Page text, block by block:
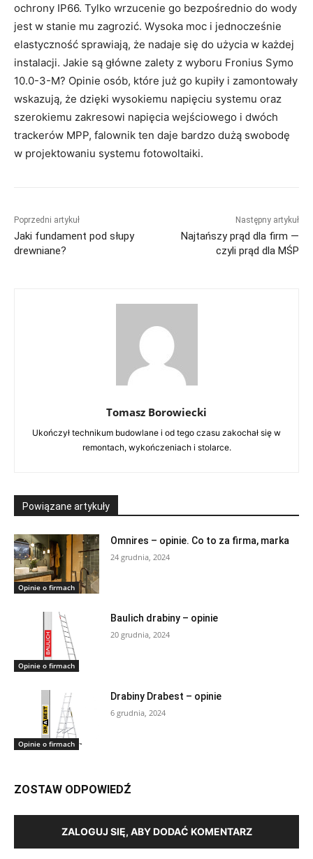
ochrony IP66. Tylko wrzucenie go bezpośrednio do wody
jest w stanie mu zagrozić. Wysoka moc i jednocześnie
elastyczność sprawiają, że nadaje się do użycia w każdej
instalacji. Jakie są główne zalety z wyboru Fronius Symo
10.0-3-M? Opinie osób, które już go kupiły i zamontowały
wskazują, że dzięki wysokiemu napięciu systemu oraz
szerokiemu zakresowi napięcia wejściowego i dwóch
trackerów MPP, falownik ten daje bardzo dużą swobodę
w projektowaniu systemu fotowoltaiki.
Poprzedni artykuł
Jaki fundament pod słupy
drewniane?
Następny artykuł
Najtańszy prąd dla firm —
czyli prąd dla MŚP
Tomasz Borowiecki
Ukończył technikum budowlane i od tego czasu zakochał się w
remontach, wykończeniach i stolarce.
Powiązane artykuły
Opinie o firmach
Omnires – opinie. Co to za firma, marka
24 grudnia, 2024
Opinie o firmach
Baulich drabiny – opinie
20 grudnia, 2024
Opinie o firmach
Drabiny Drabest – opinie
6 grudnia, 2024
ZOSTAW ODPOWIEDŹ
ZALOGUJ SIĘ, ABY DODAĆ KOMENTARZ